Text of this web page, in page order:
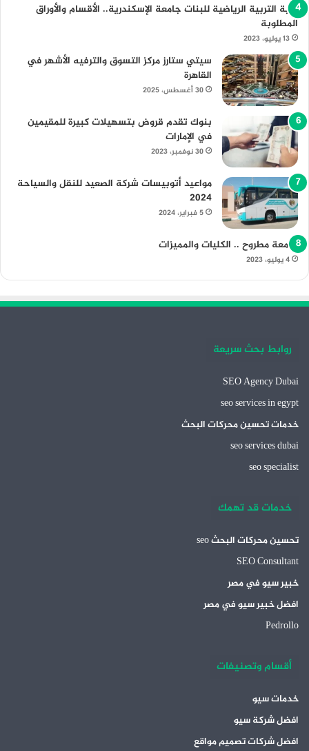
كلية التربية الرياضية للبنات جامعة الإسكندرية.. الأقسام والأوراق
المطلوبة
13 يوليو، 2023
سيتي ستارز مركز التسوق والترفيه الأشهر في
القاهرة
30 أغسطس، 2025
بنوك تقدم قروض بتسهيلات كبيرة للمقيمين
في الإمارات
30 نوفمبر، 2023
مواعيد أتوبيسات شركة الصعيد للنقل والسياحة
2024
5 فبراير، 2024
جامعة مطروح .. الكليات والمميزات
4 يوليو، 2023
روابط بحث سريعة
SEO Agency Dubai
seo services in egypt
خدمات تحسين محركات البحث
seo services dubai
seo specialist
خدمات قد تهمك
تحسين محركات البحث seo
SEO Consultant
خبير سيو في مصر
افضل خبير سيو في مصر
Pedrollo
أقسام وتصنيفات
خدمات سيو
افضل شركة سيو
افضل شركات تصميم مواقع